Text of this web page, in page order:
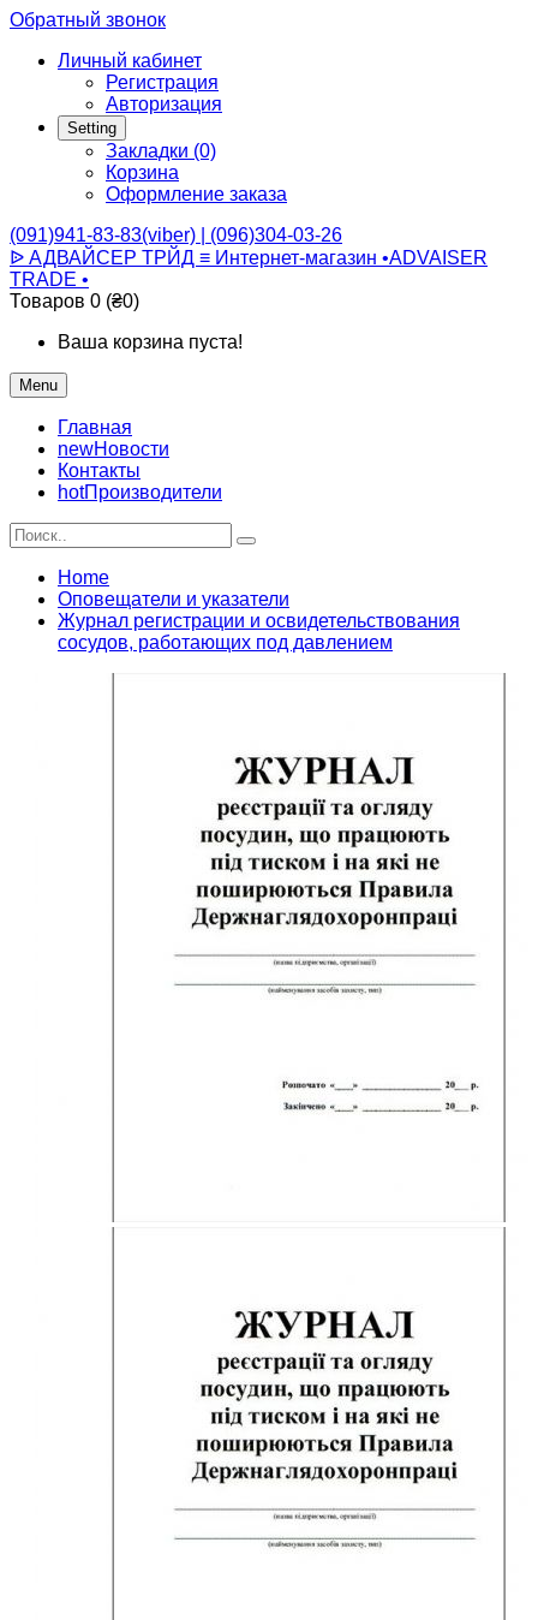
Обратный звонок
Личный кабинет
Регистрация
Авторизация
Setting
Закладки (0)
Корзина
Оформление заказа
(091)941-83-83(viber) | (096)304-03-26
ᐉ АДВАЙСЕР ТРЙД ≡ Интернет-магазин •ADVAISER
TRADE •
Товаров 0 (₴0)
Ваша корзина пуста!
Menu
Главная
newНовости
Контакты
hotПроизводители
Home
Оповещатели и указатели
Журнал регистрации и освидетельствования
сосудов, работающих под давлением